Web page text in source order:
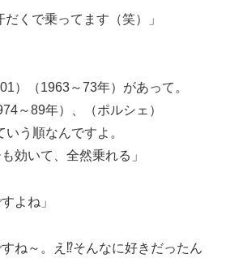
くで乗ってます（笑）」
）（1963～73年）があって。
～89年）、（ポルシェ）
う順なんですよ。
効いて、全然乗れる」
よね」
ね～。え⁉そんなに好きだったん